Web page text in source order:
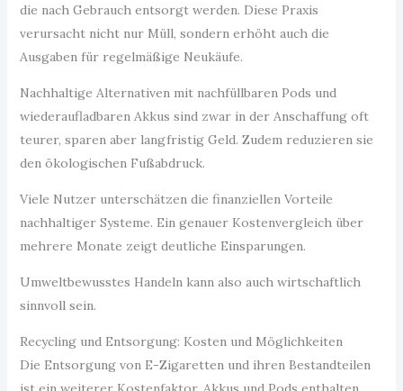
die nach Gebrauch entsorgt werden. Diese Praxis
verursacht nicht nur Müll, sondern erhöht auch die
Ausgaben für regelmäßige Neukäufe.
Nachhaltige Alternativen mit nachfüllbaren Pods und
wiederaufladbaren Akkus sind zwar in der Anschaffung oft
teurer, sparen aber langfristig Geld. Zudem reduzieren sie
den ökologischen Fußabdruck.
Viele Nutzer unterschätzen die finanziellen Vorteile
nachhaltiger Systeme. Ein genauer Kostenvergleich über
mehrere Monate zeigt deutliche Einsparungen.
Umweltbewusstes Handeln kann also auch wirtschaftlich
sinnvoll sein.
Recycling und Entsorgung: Kosten und Möglichkeiten
Die Entsorgung von E-Zigaretten und ihren Bestandteilen